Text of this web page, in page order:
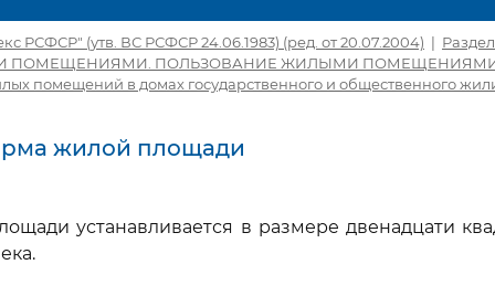
РСФСР" (утв. ВС РСФСР 24.06.1983) (ред. от 20.07.2004) |
ПОМЕЩЕНИЯМИ. ПОЛЬЗОВАНИЕ ЖИЛЫМИ
помещений в домах государственного и общественного
жилой площади
устанавливается в размере двенадцати